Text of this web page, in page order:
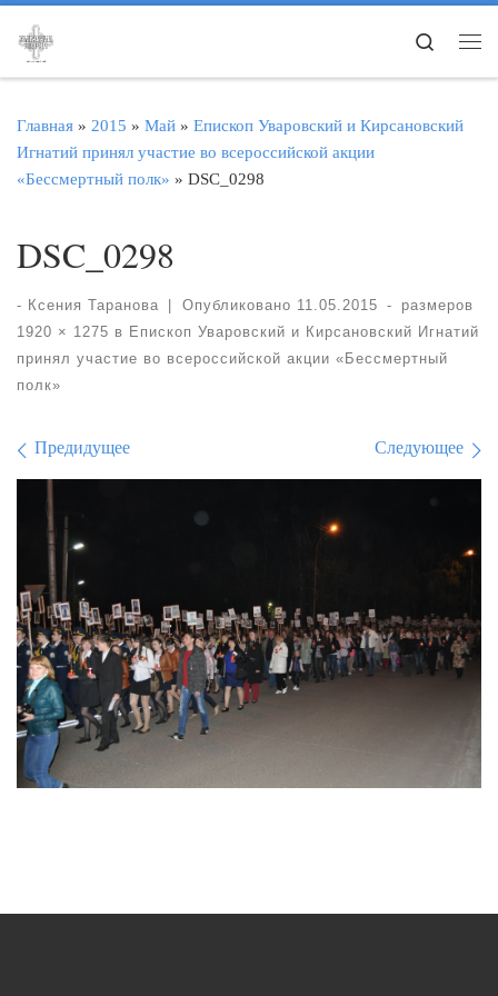
Перейти к содержимому
Search
Главная » 2015 » Май » Епископ Уваровский и Кирсановский
Игнатий принял участие во всероссийской акции
«Бессмертный полк» » DSC_0298
DSC_0298
- Ксения Таранова Опубликовано 11.05.2015 -
размеров
1920 × 1275 в Епископ Уваровский и Кирсановский Игнатий
принял участие во всероссийской акции «Бессмертный
полк»
Навигация по
Предидущее Следующее